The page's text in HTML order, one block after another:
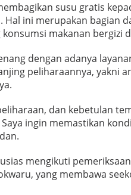
susu gratis
Hal ini merupakan bagian
makanan bergizi
dengan adanya
peliharaannya, yakni
dan kebetulan
ingin memastikan
mengikuti
yang membawa